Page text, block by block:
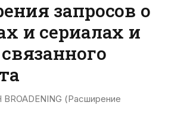
запросов о
и сериалах и
BROADENING (Расширение